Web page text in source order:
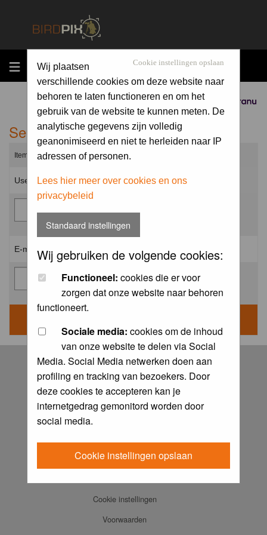
MENU
Sponsored by
Cookie instellingen opslaan
Wij plaatsen
verschillende cookies om deze website naar
behoren te laten functioneren en om het
gebruik van de website te kunnen meten. De
analytische gegevens zijn volledig
geanonimiseerd en niet te herleiden naar IP
adressen of personen.
Lees hier meer over cookies en ons
privacybeleid
Standaard instellingen
Wij gebruiken de volgende cookies:
Functioneel: cookies die er voor
zorgen dat onze website naar behoren
functioneert.
Sociale media: cookies om de inhoud
van onze website te delen via Social
Media. Social Media netwerken doen aan
profiling en tracking van bezoekers. Door
deze cookies te accepteren kan je
internetgedrag gemonitord worden door
social media.
Cookie instellingen opslaan
Send me a new password
Items marked with a * are required unless stated otherwise.
Username: *
E-mail address: *
Log in
FAQ
Contact
Praktijkboeken
Cookie instellingen
Voorwaarden